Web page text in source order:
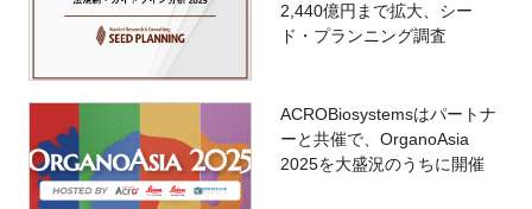
2,440億円まで拡大、シー
ド・プランニング調査
ACROBiosystemsはパートナ
ーと共催で、OrganoAsia
2025を大盛況のうちに開催